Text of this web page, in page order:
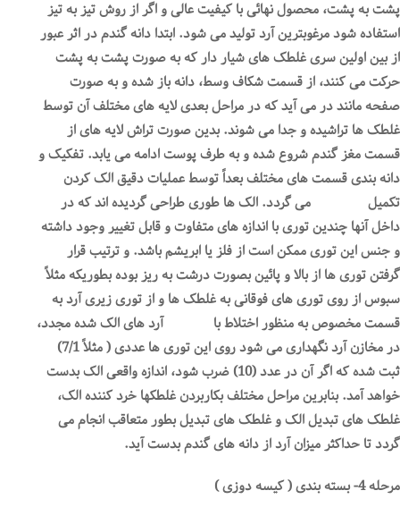
پشت به پشت، محصول نهائی با کیفیت عالی و اگر از روش تیز به تیز
استفاده شود مرغوبترین آرد تولید می شود. ابتدا دانه گندم در اثر عبور
از بین اولین سری غلطک های شیار دار که به صورت پشت به پشت
حرکت می کنند، از قسمت شکاف وسط، دانه باز شده و به صورت
صفحه مانند در می آید که در مراحل بعدی لایه های مختلف آن توسط
غلطک ها تراشیده و جدا می شوند. بدین صورت تراش لایه های از
قسمت مغز گندم شروع شده و به طرف پوست ادامه می یابد. تفکیک و
دانه بندی قسمت های مختلف بعداً توسط عملیات دقیق الک کردن
تکمیل می گردد. الک ها طوری طراحی گردیده اند که در
داخل آنها چندین توری با اندازه های متفاوت و قابل تغییر وجود داشته
و جنس این توری ممکن است از فلز یا ابریشم باشد. و ترتیب قرار
گرفتن توری ها از بالا و پائین بصورت درشت به ریز بوده بطوریکه مثلاً
سبوس از روی توری های فوقانی به غلطک ها و از توری زیری آرد به
قسمت مخصوص به منظور اختلاط با آرد های الک شده مجدد،
در مخازن آرد نگهداری می شود روی این توری ها عددی ( مثلاً 7/1)
ثبت شده که اگر آن در عدد (10) ضرب شود، اندازه واقعی الک بدست
خواهد آمد. بنابرین مراحل مختلف بکاربردن غلطکها خرد کننده الک،
غلطک های تبدیل الک و غلطک های تبدیل بطور متعاقب انجام می
گردد تا حداکثر میزان آرد از دانه های گندم بدست آید.
مرحله 4- بسته بندی ( کیسه دوزی )